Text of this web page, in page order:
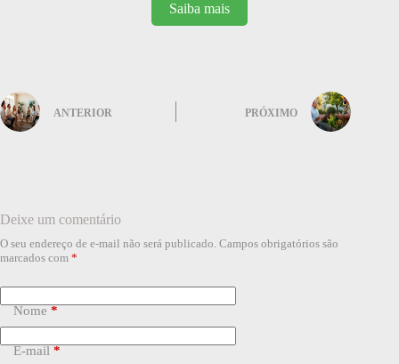
Saiba mais
ANTERIOR PRÓXIMO
Deixe um comentário
O seu endereço de e-mail não será publicado. Campos obrigatórios são
marcados com *
Nome *
E-mail *